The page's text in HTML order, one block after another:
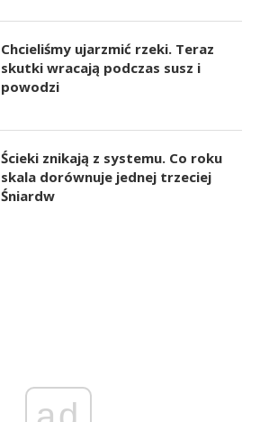
Chcieliśmy ujarzmić rzeki. Teraz
skutki wracają podczas susz i
powodzi
Ścieki znikają z systemu. Co roku
skala dorównuje jednej trzeciej
Śniardw